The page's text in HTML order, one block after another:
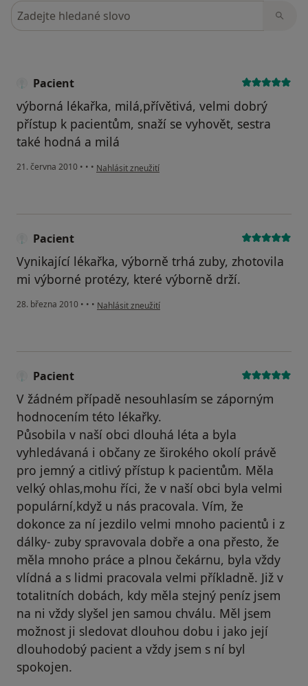
Hledejte v názorech
Pacient
výborná lékařka, milá,přívětivá, velmi dobrý
přístup k pacientům, snaží se vyhovět, sestra
také hodná a milá
21. června 2010 • • • podle názoru uživatele Pacient
Nahlásit zneužití
Pacient
Vynikající lékařka, výborně trhá zuby, zhotovila
mi výborné protézy, které výborně drží.
28. března 2010 • • • podle názoru uživatele Pacient
Nahlásit zneužití
Pacient
V žádném případě nesouhlasím se záporným
hodnocením této lékařky.
Působila v naší obci dlouhá léta a byla
vyhledávaná i občany ze širokého okolí právě
pro jemný a citlivý přístup k pacientům. Měla
velký ohlas,mohu říci, že v naší obci byla velmi
populární,když u nás pracovala. Vím, že
dokonce za ní jezdilo velmi mnoho pacientů i z
dálky- zuby spravovala dobře a ona přesto, že
měla mnoho práce a plnou čekárnu, byla vždy
vlídná a s lidmi pracovala velmi příkladně. Již v
totalitních dobách, kdy měla stejný peníz jsem
na ni vždy slyšel jen samou chválu. Měl jsem
možnost ji sledovat dlouhou dobu i jako její
dlouhodobý pacient a vždy jsem s ní byl
spokojen.